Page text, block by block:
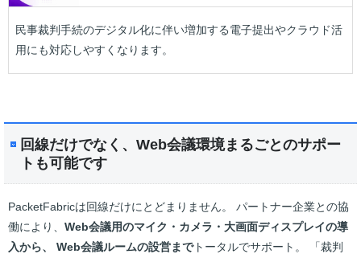
民事裁判手続のデジタル化に伴い増加する電子提出やクラウド活
用にも対応しやすくなります。
回線だけでなく、Web会議環境まるごとのサポー
トも可能です
PacketFabricは回線だけにとどまりません。 パートナー企業との協
働により、 Web会議用のマイク・カメラ・大画面ディスプレイの導
入から、 Web会議ルームの設営までトータルでサポート。 「裁判